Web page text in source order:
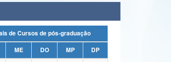
de Cursos de pós-graduação
ME DO MP
DP